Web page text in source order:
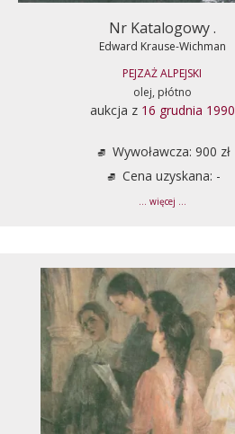
Nr Katalogowy .
Edward Krause-Wichman
PEJZAŻ ALPEJSKI
olej, płótno
aukcja z 16 grudnia 1990
Wywoławcza: 900 zł
Cena uzyskana: -
... więcej ...